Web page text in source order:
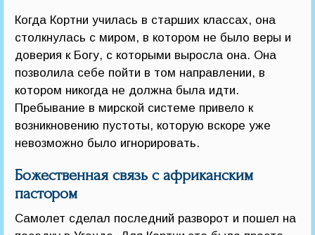
Когда Кортни училась в старших классах, она
столкнулась с миром, в котором не было веры и
доверия к Богу, с которыми выросла она. Она
позволила себе пойти в том направлении, в
котором никогда не должна была идти.
Пребывание в мирской системе привело к
возникновению пустоты, которую вскоре уже
невозможно было игнорировать.
Божественная связь с африканским
пастором
Самолет сделал последний разворот и пошел на